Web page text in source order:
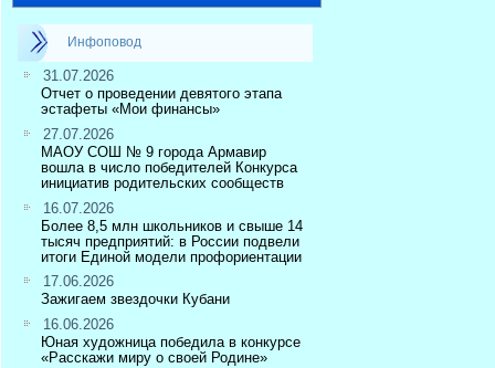
Инфоповод
31.07.2026
Отчет о проведении девятого этапа
эстафеты «Мои финансы»
27.07.2026
МАОУ СОШ № 9 города Армавир
вошла в число победителей Конкурса
инициатив родительских сообществ
16.07.2026
Более 8,5 млн школьников и свыше 14
тысяч предприятий: в России подвели
итоги Единой модели профориентации
17.06.2026
Зажигаем звездочки Кубани
16.06.2026
Юная художница победила в конкурсе
«Расскажи миру о своей Родине»